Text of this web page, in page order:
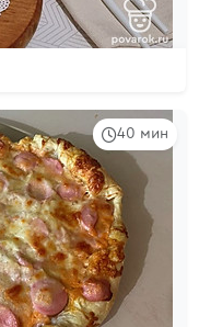
40 мин